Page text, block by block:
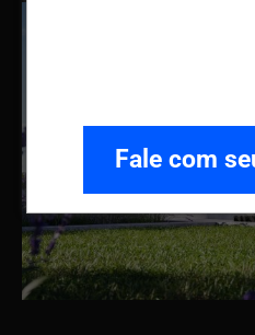
Fale com